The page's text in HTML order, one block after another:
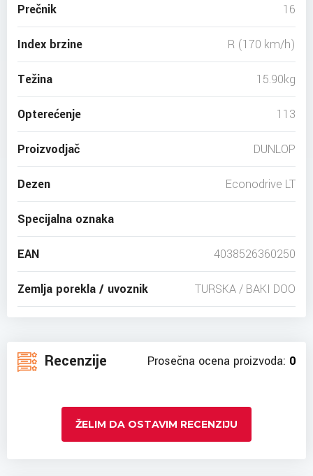
Prečnik 16
Index brzine R (170 km/h)
Težina 15.90kg
Opterećenje 113
Proizvodjač DUNLOP
Dezen Econodrive LT
Specijalna oznaka
EAN 4038526360250
Zemlja porekla / uvoznik TURSKA / BAKI DOO
Recenzije Prosečna ocena proizvoda: 0
ŽELIM DA OSTAVIM RECENZIJU